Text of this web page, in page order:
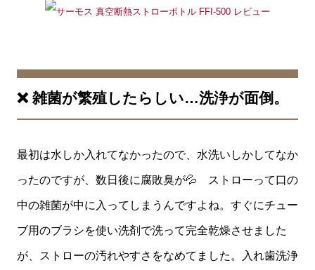
❌ 雑菌が繁殖したらしい…洗浄が面倒。
最初は水しか入れてなかったので、水洗いしかしてなか
ったのですが、数日後に腐敗臭が💦 ストローって口の
中の雑菌が中に入ってしまうんですよね。すぐにチュー
ブ用のブラシを使い洗剤で洗って完全乾燥させました
が、ストローの汚れやすさをなめてました。入れ歯洗浄